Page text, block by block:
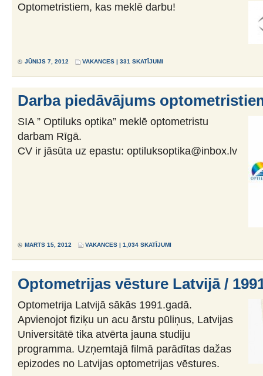
Optometristiem, kas meklē darbu!
JŪNIJS 7, 2012 VAKANCES | 331 SKATĪJUMI
Darba piedāvājums
SIA ” Optiluks optika” meklē optometristu
darbam Rīgā.
CV ir jāsūta uz epastu: optiluksoptika@inbox.lv
MARTS 15, 2012 VAKANCES | 1,034 SKATĪJUMI
Optometrijas vēsture Latvijā /
Optometrija Latvijā sākās 1991.gadā.
Apvienojot fiziķu un acu ārstu pūliņus, Latvijas
Universitātē tika atvērta jauna studiju
programma. Uzņemtajā filmā parādītas dažas
epizodes no Latvijas optometrijas vēstures.